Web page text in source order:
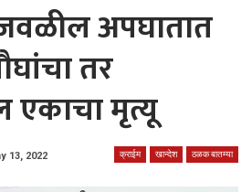
अपघातात
तर
एकाचा मृत्यू
क्राईम खान्देश ठळक बातम्या
13, 2022